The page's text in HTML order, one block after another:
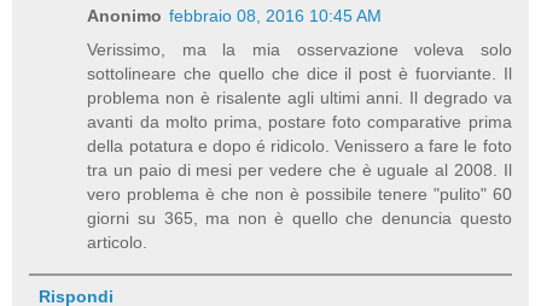
Anonimo febbraio 08, 2016 10:45 AM
Verissimo, ma la mia osservazione voleva solo
sottolineare che quello che dice il post è fuorviante. Il
problema non è risalente agli ultimi anni. Il degrado va
avanti da molto prima, postare foto comparative prima
della potatura e dopo é ridicolo. Venissero a fare le foto
tra un paio di mesi per vedere che è uguale al 2008. Il
vero problema è che non è possibile tenere "pulito" 60
giorni su 365, ma non è quello che denuncia questo
articolo.
Rispondi